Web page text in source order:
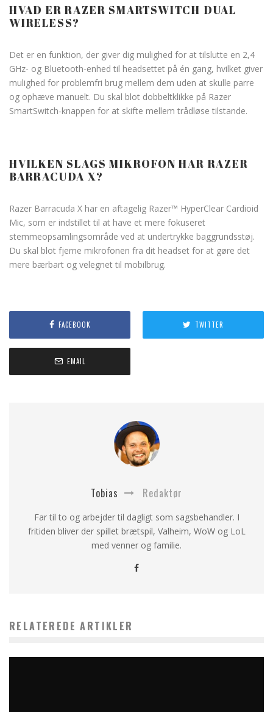
HVAD ER RAZER SMARTSWITCH DUAL
WIRELESS?
Det er en funktion, der giver dig mulighed for at tilslutte en 2,4
GHz- og Bluetooth-enhed til headsettet på én gang, hvilket giver
mulighed for problemfri brug mellem dem uden at skulle parre
og ophæve manuelt. Du skal blot dobbeltklikke på Razer
SmartSwitch-knappen for at skifte mellem trådløse tilstande.
HVILKEN SLAGS MIKROFON HAR RAZER
BARRACUDA X?
Razer Barracuda X har en aftagelig Razer™ HyperClear Cardioid
Mic, som er indstillet til at have et mere fokuseret
stemmeopsamlingsområde ved at undertrykke baggrundsstøj.
Du skal blot fjerne mikrofonen fra dit headset for at gøre det
mere bærbart og velegnet til mobilbrug.
FACEBOOK TWITTER
EMAIL
Tobias Redaktør
Far til to og arbejder til dagligt som sagsbehandler. I
fritiden bliver der spillet brætspil, Valheim, WoW og LoL
med venner og familie.
RELATEREDE ARTIKLER